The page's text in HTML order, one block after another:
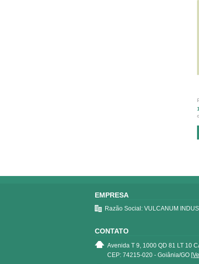
EMPRESA
Razão Social: VULCANUM
CONTATO
Avenida T 9, 1000 QD 81 LT 10
CEP: 74215-020 - Goiânia/GO